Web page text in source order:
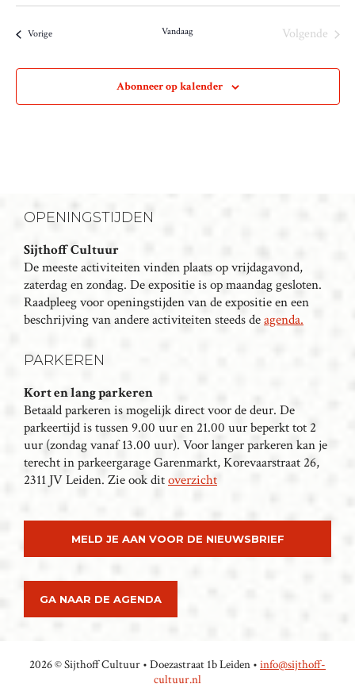
VorigeEvenementen Vandaag
Volgende
Abonneer op kalender
OPENINGSTIJDEN
Sijthoff Cultuur
De meeste activiteiten vinden plaats op vrijdagavond,
zaterdag en zondag. De expositie is op maandag gesloten.
Raadpleeg voor openingstijden van de expositie en een
beschrijving van andere activiteiten steeds deagenda.
PARKEREN
Kort en lang parkeren
Betaald parkeren is mogelijk direct voor de deur. De
parkeertijd is tussen 9.00 uur en 21.00 uur beperkt tot 2
uur (zondag vanaf 13.00 uur). Voor langer parkeren kan je
terecht in parkeergarage Garenmarkt, Korevaarstraat 26,
2311 JV Leiden. Zie ook ditoverzicht
MELD JE AAN VOOR DE NIEUWSBRIEF
GA NAAR DE AGENDA
2026 © Sijthoff Cultuur • Doezastraat 1b Leiden • info@sijthoff-
cultuur.nl